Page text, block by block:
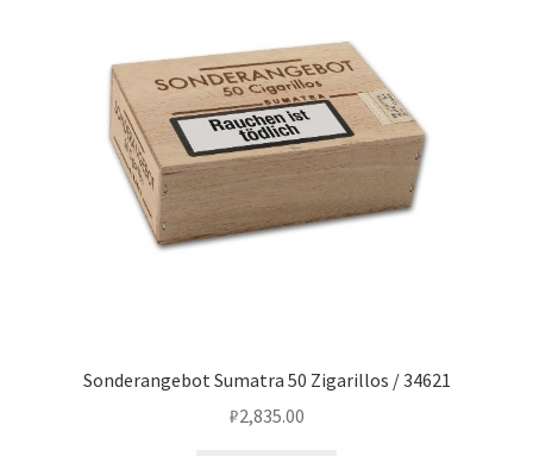
Sonderangebot Sumatra 50 Zigarillos / 34621
₽2,835.00